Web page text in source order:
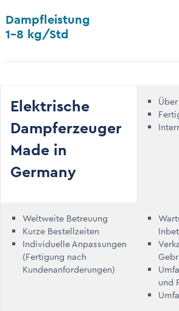
Dampfleistung
1–8 kg/Std
Elektrische
Dampferzeuger
Made in
Germany
Weltweite Betreuung
Kurze Bestellzeiten
Individuelle Anpassungen
(Fertigung nach
Kundenanforderungen)
und